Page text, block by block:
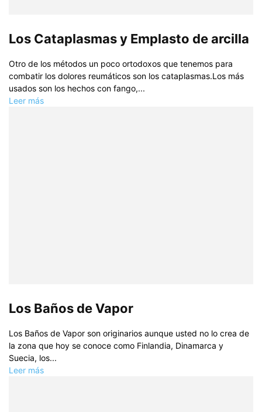
Los Cataplasmas y Emplasto de arcilla
Otro de los métodos un poco ortodoxos que tenemos para
combatir los dolores reumáticos son los cataplasmas.Los más
usados son los hechos con fango,...
Leer más
Los Baños de Vapor
Los Baños de Vapor son originarios aunque usted no lo crea de
la zona que hoy se conoce como Finlandia, Dinamarca y
Suecia, los...
Leer más